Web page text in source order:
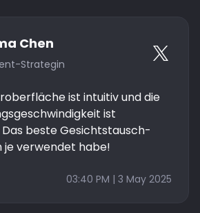
Chen
Strategin
ist intuitiv und die
ist
beste Gesichtstausch-
je verwendet habe!
03:40 PM | 3 May 2025